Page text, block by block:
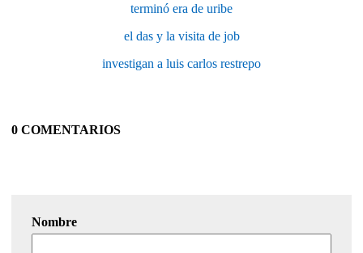
terminó era de uribe
el das y la visita de job
investigan a luis carlos restrepo
0 COMENTARIOS
Nombre